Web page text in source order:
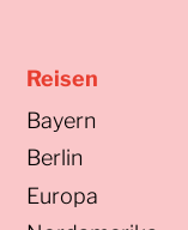
Reisen
Bayern
Berlin
Europa